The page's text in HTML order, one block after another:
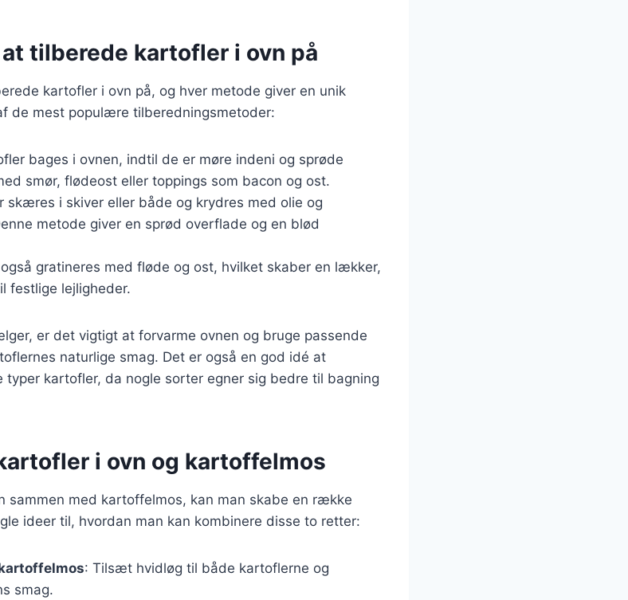
tilberede kartofler i ovn på
kartofler i ovn på, og hver metode giver en unik
de mest populære tilberedningsmetoder:
bages i ovnen, indtil de er møre indeni og sprøde
smør, flødeost eller toppings som bacon og ost.
skæres i skiver eller både og krydres med olie og
metode giver en sprød overflade og en blød
gratineres med fløde og ost, hvilket skaber en lækker,
festlige lejligheder.
er det vigtigt at forvarme ovnen og bruge passende
naturlige smag. Det er også en god idé at
typer kartofler, da nogle sorter egner sig bedre til bagning
i ovn og kartoffelmos
sammen med kartoffelmos, kan man skabe en række
ideer til, hvordan man kan kombinere disse to retter:
: Tilsæt hvidløg til både kartoflerne og
smag.